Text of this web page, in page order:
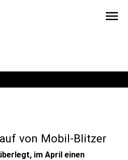
menu
von Mobil-Blitzer
im April einen